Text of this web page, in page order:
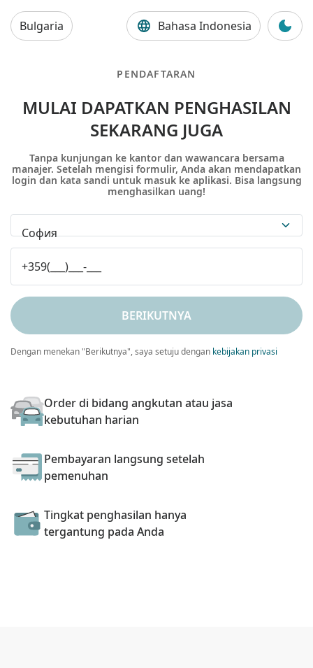
Bulgaria Bahasa Indonesia
PENDAFTARAN
MULAI DAPATKAN PENGHASILAN
SEKARANG JUGA
Tanpa kunjungan ke kantor dan wawancara bersama
manajer. Setelah mengisi formulir, Anda akan mendapatkan
login dan kata sandi untuk masuk ke aplikasi. Bisa langsung
menghasilkan uang!
София
BERIKUTNYA
Dengan menekan "Berikutnya", saya setuju dengan kebijakan privasi
Order di bidang angkutan atau jasa
kebutuhan harian
Pembayaran langsung setelah
pemenuhan
Tingkat penghasilan hanya
tergantung pada Anda